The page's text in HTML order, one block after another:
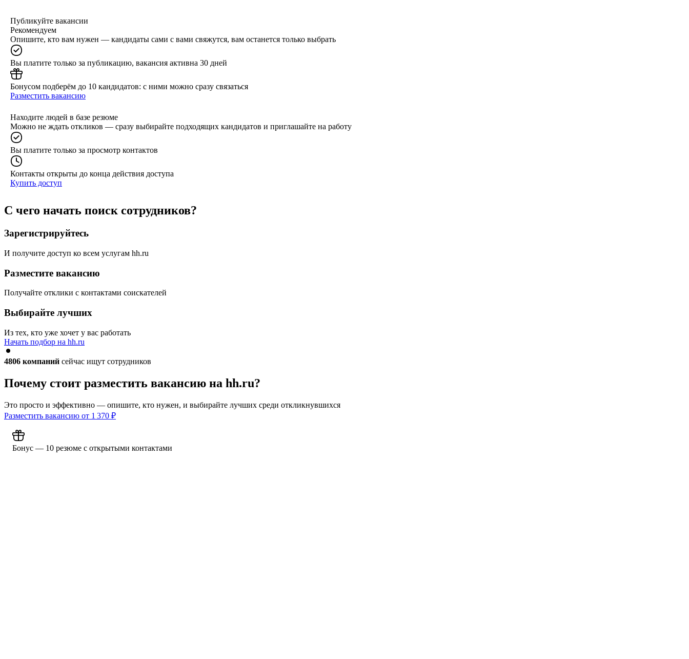
Публикуйте вакансии
Рекомендуем
Опишите, кто вам нужен — кандидаты сами с вами свяжутся, вам останется только выбрать
Вы платите только за публикацию, вакансия активна 30 дней
Бонусом подберём до 10 кандидатов: с ними можно сразу связаться
Разместить вакансию
Находите людей в базе резюме
Можно не ждать откликов — сразу выбирайте подходящих кандидатов и приглашайте на работу
Вы платите только за просмотр контактов
Контакты открыты до конца действия доступа
Купить доступ
С чего начать поиск сотрудников?
Зарегистрируйтесь
И получите доступ ко всем услугам hh.ru
Разместите вакансию
Получайте отклики с контактами соискателей
Выбирайте лучших
Из тех, кто уже хочет у вас работать
Начать подбор на hh.ru
4806 компаний сейчас ищут сотрудников
Почему стоит разместить вакансию на hh.ru?
Это просто и эффективно — опишите, кто нужен, и выбирайте лучших среди откликнувшихся
Разместить вакансию от 1 370 ₽
Бонус — 10 резюме с открытыми контактами